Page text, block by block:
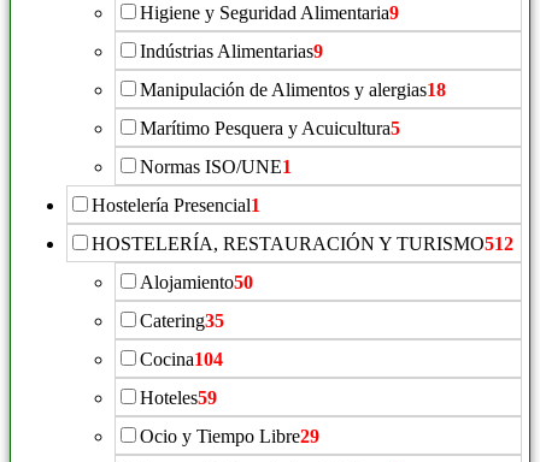
Higiene y Seguridad Alimentaria9
Indústrias Alimentarias9
Manipulación de Alimentos y alergias18
Marítimo Pesquera y Acuicultura5
Normas ISO/UNE1
Hostelería Presencial1
HOSTELERÍA, RESTAURACIÓN Y TURISMO512
Alojamiento50
Catering35
Cocina104
Hoteles59
Ocio y Tiempo Libre29